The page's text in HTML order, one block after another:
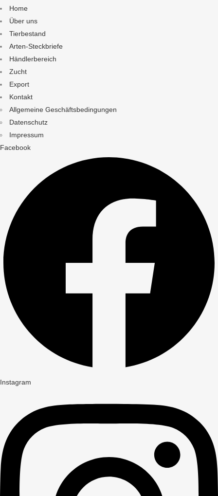
Home
Über uns
Tierbestand
Arten-Steckbriefe
Händlerbereich
Zucht
Export
Kontakt
Allgemeine Geschäftsbedingungen
Datenschutz
Impressum
Facebook
Instagram